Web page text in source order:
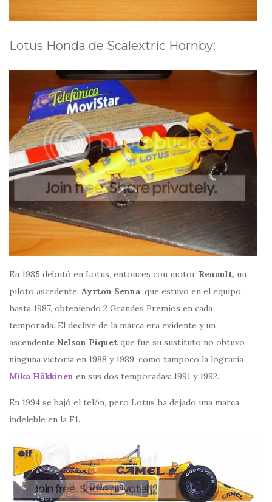
Lotus Honda de Scalextric Hornby:
En 1985 debutó en Lotus, entonces con motor Renault, un
piloto ascedente: Ayrton Senna, que estuvo en el equipo
hasta 1987, obteniendo 2 Grandes Premios en cada
temporada. El declive de la marca era evidente y un
ascendente Nelson Piquet que fue su sustituto no obtuvo
ninguna victoria en 1988 y 1989, como tampoco la lograría
Mika Häkkinen en sus dos temporadas: 1991 y 1992.
En 1994 se bajó el telón, pero Lotus ha dejado una marca
indeleble en la F1.